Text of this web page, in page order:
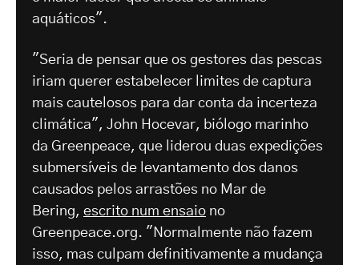
aquáticos".
"Seria de pensar que os gestores das pescas
iriam querer estabelecer limites de captura
mais cautelosos para dar conta da incerteza
climática", John Hocevar, biólogo marinho
da Greenpeace, que liderou duas expedições
submersíveis de levantamento dos danos
causados pelos arrastões no Mar de
Bering, escrito num ensaio no
Greenpeace.org. "Normalmente não fazem
isso, mas culpam definitivamente a mudança